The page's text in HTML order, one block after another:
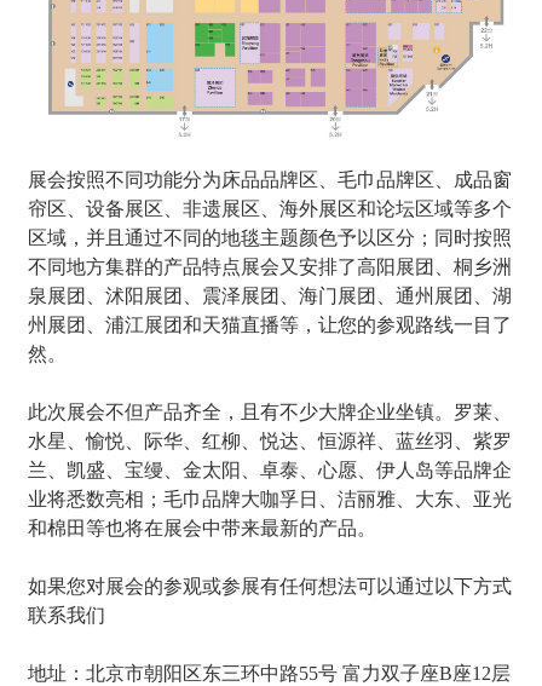
展会按照不同功能分为床品品牌区、毛巾品牌区、成品窗
帘区、设备展区、非遗展区、海外展区和论坛区域等多个
区域，并且通过不同的地毯主题颜色予以区分；同时按照
不同地方集群的产品特点展会又安排了高阳展团、桐乡洲
泉展团、沭阳展团、震泽展团、海门展团、通州展团、湖
州展团、浦江展团和天猫直播等，让您的参观路线一目了
然。
此次展会不但产品齐全，且有不少大牌企业坐镇。罗莱、
水星、愉悦、际华、红柳、悦达、恒源祥、蓝丝羽、紫罗
兰、凯盛、宝缦、金太阳、卓泰、心愿、伊人岛等品牌企
业将悉数亮相；毛巾品牌大咖孚日、洁丽雅、大东、亚光
和棉田等也将在展会中带来最新的产品。
如果您对展会的参观或参展有任何想法可以通过以下方式
联系我们
地址：北京市朝阳区东三环中路55号 富力双子座B座12层